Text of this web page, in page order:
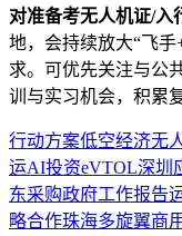
对准备考无人机证/入
地，会持续放大“飞
求。可优先关注与公
训与实习机会，积累
行动方案低空经济无
运AI投资eVTOL深圳
东采购政府工作报告
略合作珠海多旋翼商用